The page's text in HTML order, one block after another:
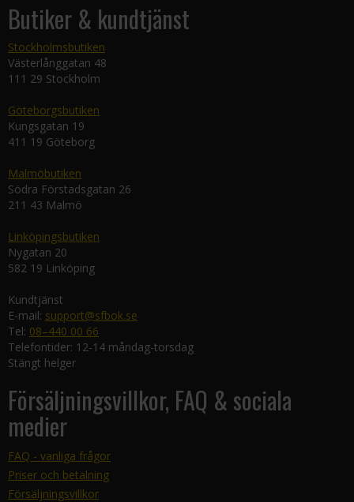
Butiker & kundtjänst
Stockholmsbutiken
Västerlånggatan 48
111 29 Stockholm
Göteborgsbutiken
Kungsgatan 19
411 19 Göteborg
Malmöbutiken
Södra Förstadsgatan 26
211 43 Malmö
Linköpingsbutiken
Nygatan 20
582 19 Linköping
Kundtjänst
E-mail: support@sfbok.se
Tel: 08–440 00 66
Telefontider: 12-14 måndag-torsdag
Stängt helger
Försäljningsvillkor, FAQ & sociala
medier
FAQ - vanliga frågor
Priser och betalning
Försäljningsvillkor